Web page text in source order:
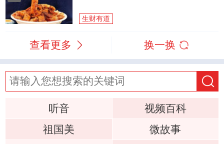
生财有道
查看更多 换一换
听音
视频百科
祖国美
微故事